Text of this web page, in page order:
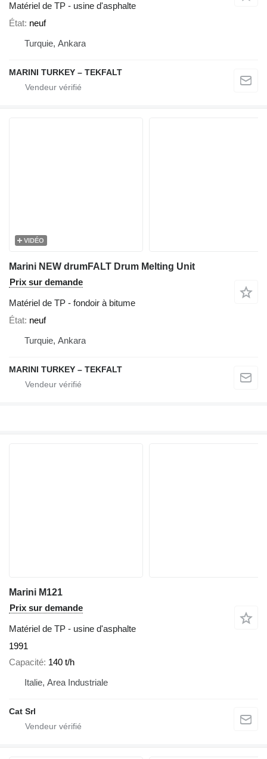
Matériel de TP - usine d'asphalte
État neuf
Turquie, Ankara
MARINI TURKEY – TEKFALT
VIDÉO
Marini NEW drumFALT Drum Melting Unit
Prix sur demande
Matériel de TP - fondoir à bitume
État neuf
Turquie, Ankara
MARINI TURKEY – TEKFALT
Marini M121
Prix sur demande
Matériel de TP - usine d'asphalte
1991
Capacité 140 t/h
Italie, Area Industriale
Cat Srl